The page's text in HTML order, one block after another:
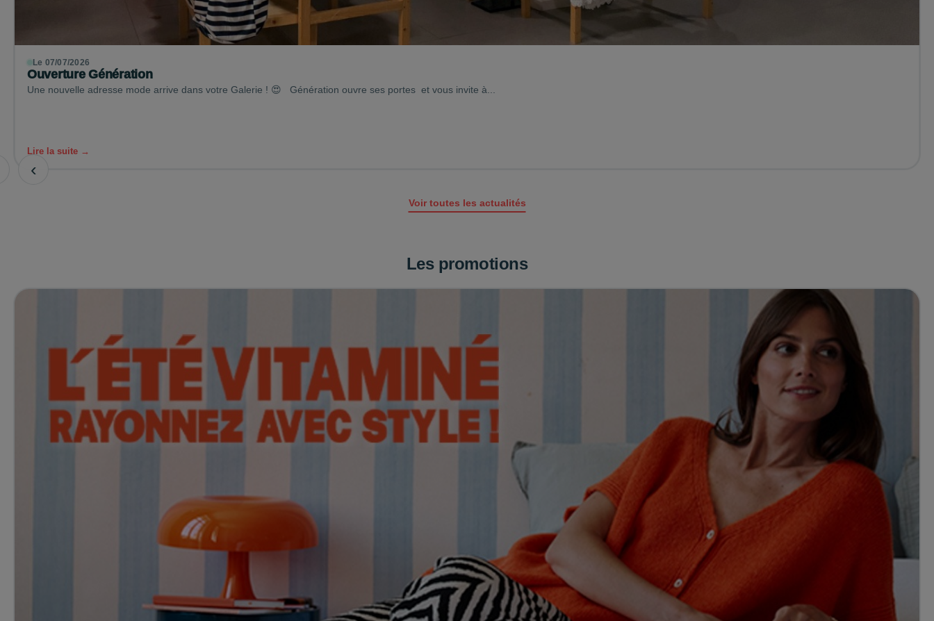
Le 07/07/2026
Ouverture Génération
Une nouvelle adresse mode arrive dans votre Galerie ! 😍​ Génération ouvre ses portes et vous invite à...
Lire la suite →
‹
Voir toutes les actualités
Les promotions